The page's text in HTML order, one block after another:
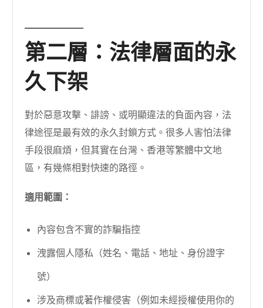
第二層：法律層面的永
久下架
對於惡意攻擊、誹謗、或明顯違法的負面內容，法
律途徑是最有效的永久封鎖方式。很多人害怕法律
手段很麻煩，但其實在台灣、香港等繁體中文地
區，有幾條相對快速的路徑。
適用範圍：
內容包含不實的詐騙指控
洩露個人隱私（姓名、電話、地址、身份證字
號）
涉及商標或著作權侵害（例如未經授權使用你的